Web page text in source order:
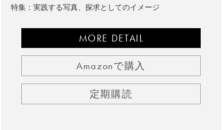
特集：実践する写真、探求としてのイメージ
MORE DETAIL
Amazonで購入
定期購読